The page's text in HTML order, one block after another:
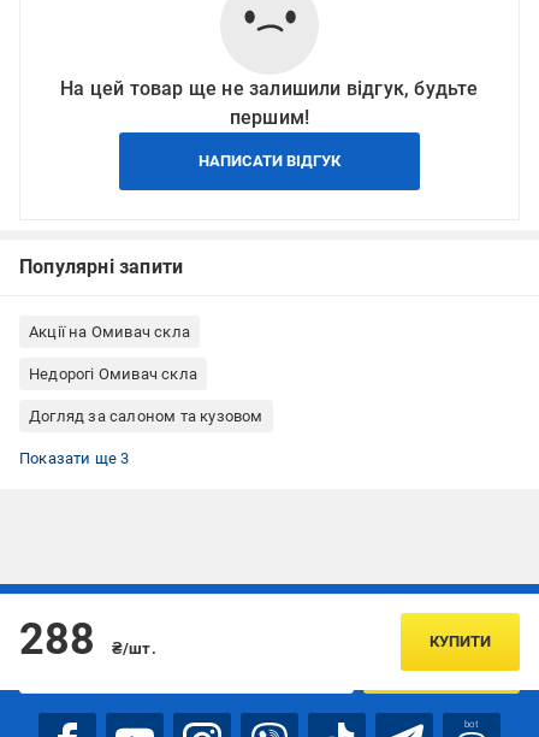
На цей товар ще не залишили відгук, будьте
першим!
НАПИСАТИ ВІДГУК
Популярні запити
Акції на Омивач скла
Недорогі Омивач скла
Догляд за салоном та кузовом
Показати ще 3
288 ₴/шт. КУПИТИ
Підписуйтесь, щоб дізнаватись першим про акції та пропозиції
ПІДПИСАТИСЯ
bot